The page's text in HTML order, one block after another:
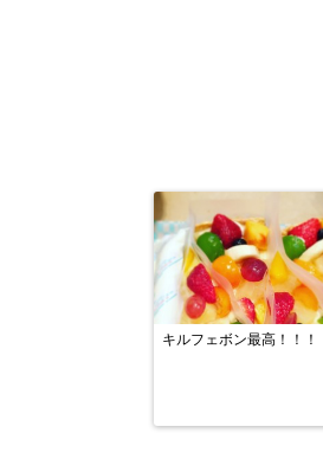
キルフェボン最高！！！